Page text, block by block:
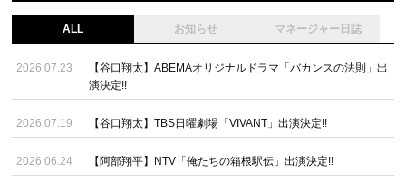
ALL お知らせ マネージャー日誌
2026.07.23
【谷口翔太】ABEMAオリジナルドラマ「バカンスの法則」出
演決定!!
2026.07.19 【谷口翔太】TBS日曜劇場「VIVANT」出演決定!!
2026.06.24 【阿部翔平】NTV「俺たちの箱根駅伝」出演決定!!